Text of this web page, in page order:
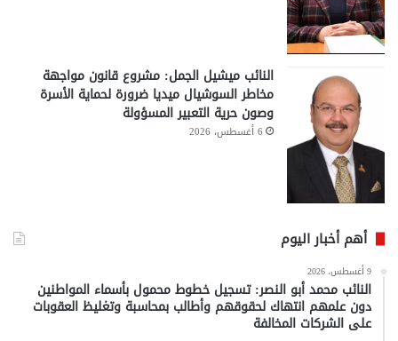
النائب ميشيل الجمل: مشروع قانون مواجهة
مخاطر السوشيال ميديا ضرورة لحماية الأسرة
وصون حرية التعبير المسؤولة
6 أغسطس، 2026
أهم أخبار اليوم
9 أغسطس، 2026
النائب محمد أبو النصر: تسجيل خطوط محمول بأسماء المواطنين
دون علمهم انتهاك لحقوقهم وأطالب بمحاسبة وتغليظ العقوبات
على الشركات المخالفة